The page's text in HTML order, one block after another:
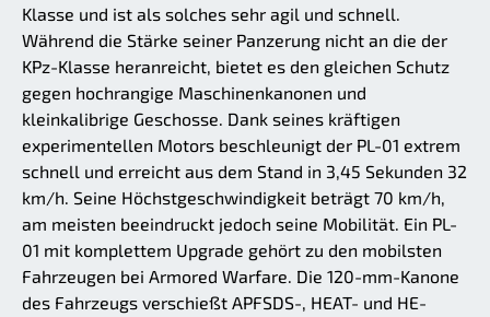
Klasse und ist als solches sehr agil und schnell.
Während die Stärke seiner Panzerung nicht an die der
KPz-Klasse heranreicht, bietet es den gleichen Schutz
gegen hochrangige Maschinenkanonen und
kleinkalibrige Geschosse. Dank seines kräftigen
experimentellen Motors beschleunigt der PL-01 extrem
schnell und erreicht aus dem Stand in 3,45 Sekunden 32
km/h. Seine Höchstgeschwindigkeit beträgt 70 km/h,
am meisten beeindruckt jedoch seine Mobilität. Ein PL-
01 mit komplettem Upgrade gehört zu den mobilsten
Fahrzeugen bei Armored Warfare. Die 120-mm-Kanone
des Fahrzeugs verschießt APFSDS-, HEAT- und HE-